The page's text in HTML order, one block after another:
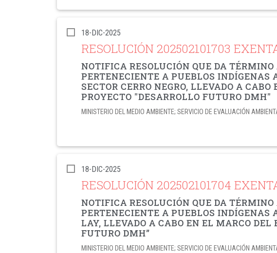
18-DIC-2025
RESOLUCIÓN 202502101703
NOTIFICA RESOLUCIÓN QUE DA
PERTENECIENTE A PUEBLOS INDÍGENAS
SECTOR CERRO NEGRO, LLEVADO A
PROYECTO "DESARROLLO FUTURO DMH"
MINISTERIO DEL MEDIO AMBIENTE; SERVICIO DE EVALUACIÓN
18-DIC-2025
RESOLUCIÓN 202502101704
NOTIFICA RESOLUCIÓN QUE DA
PERTENECIENTE A PUEBLOS INDÍGENAS
LAY, LLEVADO A CABO EN EL MARCO
FUTURO DMH”
MINISTERIO DEL MEDIO AMBIENTE; SERVICIO DE EVALUACIÓN